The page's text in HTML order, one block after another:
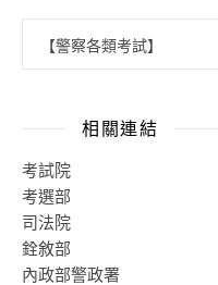
相關連結
考試院
考選部
司法院
銓敘部
內政部警政署